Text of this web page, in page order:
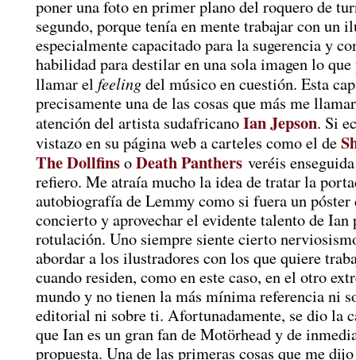
poner una foto en primer plano del roquero de
segundo, porque tenía en mente trabajar con un
especialmente capacitado para la sugerencia y
habilidad para destilar en una sola imagen lo
llamar el feelingdel músico en cuestión. Esta
precisamente una de las cosas que más me
atención del artista sudafricanoIan Jepson. Si
vistazo en su página web a carteles como el de
The DollfinsoDeath Panthers veréis
refiero. Me atraía mucho la idea de tratar la
autobiografía de Lemmy como si fuera un póster
concierto y aprovechar el evidente talento de Ian
rotulación. Uno siempre siente cierto
abordar a los ilustradores con los que quiere
cuando residen, como en este caso, en el otro
mundo y no tienen la más mínima referencia ni
editorial ni sobre ti. Afortunadamente, se dio la
que Ian es un gran fan de Motörhead y de
propuesta. Una de las primeras cosas que me